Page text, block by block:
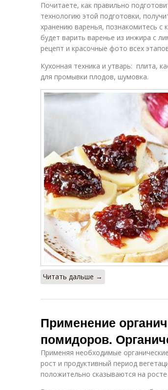
Почитаете, как правильно
технологию этой подготовки,
хранению варенья, познакомитесь с
будет варить варенье из инжира с
рецепт и красочные фото всех
Кухонная техника и утварь: плита,
для промывки плодов, шумовка.
Читать дальше →
Применение
помидоров.
Применяя необходимые
рост и продуктивный период
положительно сказываются на